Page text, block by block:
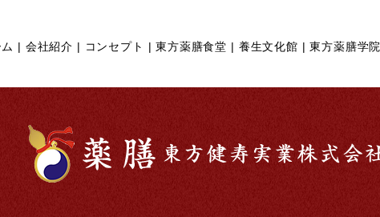
会社紹介 コンセプト 東方薬膳食堂 養生文化館 東方薬膳学院